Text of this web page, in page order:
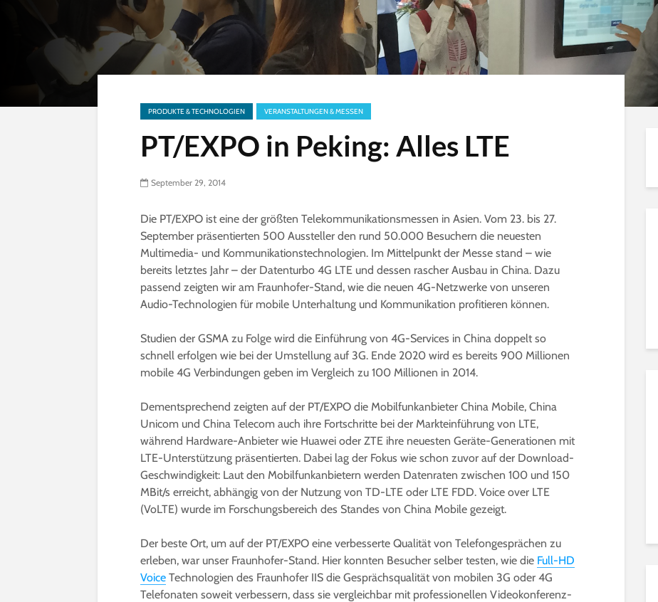
PRODUKTE & TECHNOLOGIEN VERANSTALTUNGEN & MESSEN
PT/EXPO in Peking: Alles LTE
September 29, 2014
Die PT/EXPO ist eine der größten Telekommunikationsmessen in Asien. Vom 23. bis 27.
September präsentierten 500 Aussteller den rund 50.000 Besuchern die neuesten
Multimedia- und Kommunikationstechnologien. Im Mittelpunkt der Messe stand – wie
bereits letztes Jahr – der Datenturbo 4G LTE und dessen rascher Ausbau in China. Dazu
passend zeigten wir am Fraunhofer-Stand, wie die neuen 4G-Netzwerke von unseren
Audio-Technologien für mobile Unterhaltung und Kommunikation profitieren können.
Studien der GSMA zu Folge wird die Einführung von 4G-Services in China doppelt so
schnell erfolgen wie bei der Umstellung auf 3G. Ende 2020 wird es bereits 900 Millionen
mobile 4G Verbindungen geben im Vergleich zu 100 Millionen in 2014.
Dementsprechend zeigten auf der PT/EXPO die Mobilfunkanbieter China Mobile, China
Unicom und China Telecom auch ihre Fortschritte bei der Markteinführung von LTE,
während Hardware-Anbieter wie Huawei oder ZTE ihre neuesten Geräte-Generationen mit
LTE-Unterstützung präsentierten. Dabei lag der Fokus wie schon zuvor auf der Download-
Geschwindigkeit: Laut den Mobilfunkanbietern werden Datenraten zwischen 100 und 150
MBit/s erreicht, abhängig von der Nutzung von TD-LTE oder LTE FDD. Voice over LTE
(VoLTE) wurde im Forschungsbereich des Standes von China Mobile gezeigt.
Der beste Ort, um auf der PT/EXPO eine verbesserte Qualität von Telefongesprächen zu
erleben, war unser Fraunhofer-Stand. Hier konnten Besucher selber testen, wie die Full-HD
Voice Technologien des Fraunhofer IIS die Gesprächsqualität von mobilen 3G oder 4G
Telefonaten soweit verbessern, dass sie vergleichbar mit professionellen Videokonferenz-